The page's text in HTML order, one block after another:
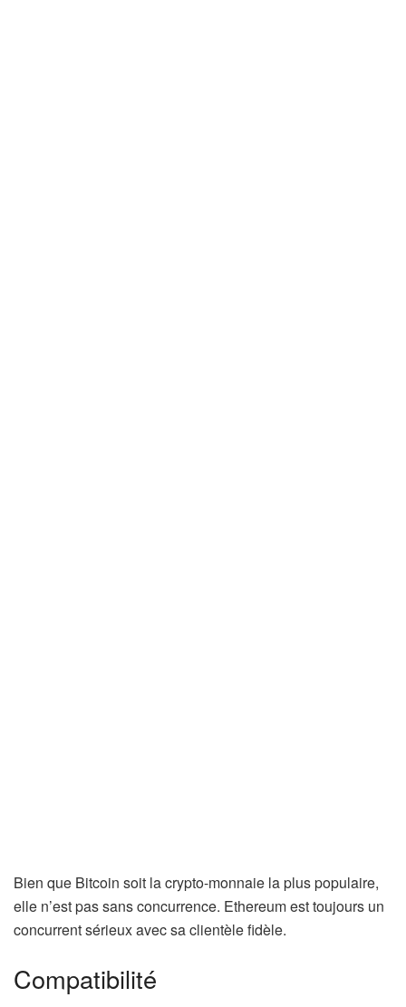
Bien que Bitcoin soit la crypto-monnaie la plus populaire,
elle n’est pas sans concurrence. Ethereum est toujours un
concurrent sérieux avec sa clientèle fidèle.
Compatibilité